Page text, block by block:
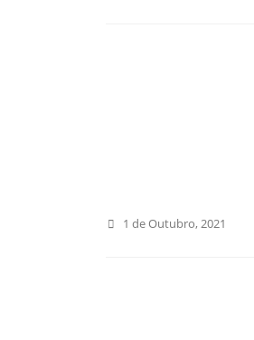
1 de Outubro, 2021